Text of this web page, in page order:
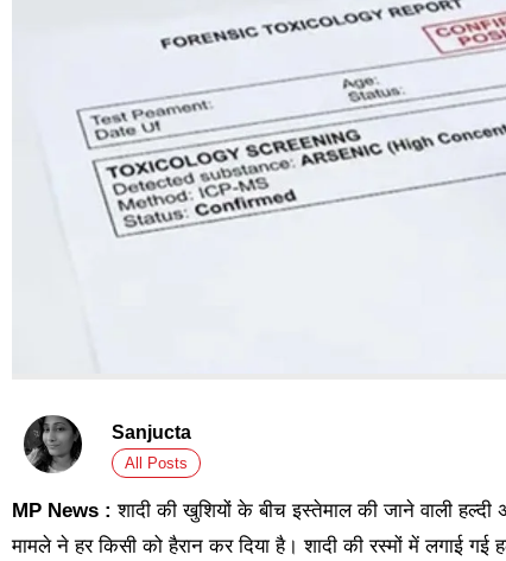
Sanjucta
All Posts
MP News : शादी की खुशियों के बीच इस्तेमाल की जाने वाली
मामले ने हर किसी को हैरान कर दिया है। शादी की रस्मों में लगाई